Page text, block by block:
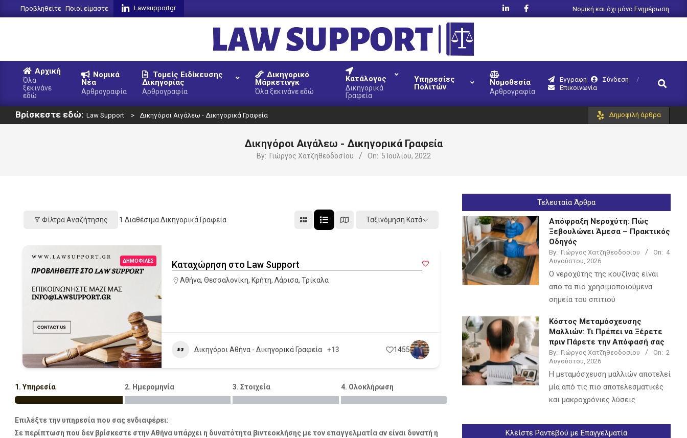
to
Προβληθείτε Ποιοί είμαστε Lawsupportgr Νομική και όχι μόνο Ενημέρωση
LAW
SUPPORT
Primary
Menu
Αρχική
Όλα
ξεκινάνε
εδώ
Νομικά
Νέα
Αρθρογραφία
Τομείς Ειδίκευσης
Δικηγορίας
Αρθρογραφία
Δικηγορικό
Μάρκετινγκ
Όλα ξεκινάνε εδώ
Κατάλογος
Δικηγορικά
Γραφεία
Υπηρεσίες
Πολιτών
Νομοθεσία
Αρθρογραφία
Εγγραφή
Σύνδεση
Επικοινωνία
Search
Βρίσκεστε εδώ: Law Support > Δικηγόροι Αιγάλεω - Δικηγορικά Γραφεία Δημοφιλή άρθρα
Δικηγόροι Αιγάλεω - Δικηγορικά Γραφεία
By: Γιώργος Χατζηθεοδοσίου On: 5 Ιουλίου, 2022
Φίλτρα Αναζήτησης 1 Διαθέσιμα Δικηγορικά Γραφεία Ταξινόμηση Κατά
ΔΗΜΟΦΙΛΈΣ Καταχώρηση στο Law Support
Αθήνα, Θεσσαλονίκη, Κρήτη, Λάρισα, Τρίκαλα
Δικηγόροι Αθήνα - Δικηγορικά Γραφεία +13 1455
1. Υπηρεσία 2. Ημερομηνία 3. Στοιχεία 4. Ολοκλήρωση
Επιλέξτε την υπηρεσία που σας ενδιαφέρει:
Σε περίπτωση που δεν βρίσκεστε στην Αθήνα υπάρχει η δυνατότητα βιντεοκλήσης με τον επαγγελματία αν είναι δυνατή η
Τελευταία Άρθρα
Απόφραξη Νεροχύτη: Πώς
Ξεβουλώνει Άμεσα – Πρακτικός
Οδηγός
By: Γιώργος Χατζηθεοδοσίου On: 4
Αυγούστου, 2026
Ο νεροχύτης της κουζίνας είναι
από τα πιο χρησιμοποιούμενα
σημεία του σπιτιού
Κόστος Μεταμόσχευσης
Μαλλιών: Τι Πρέπει να Ξέρετε
πριν Πάρετε την Απόφασή σας
By: Γιώργος Χατζηθεοδοσίου On: 2
Αυγούστου, 2026
Η μεταμόσχευση μαλλιών αποτελεί
μία από τις πιο αποτελεσματικές
και μακροχρόνιες λύσεις
Κλείστε Ραντεβού με Επαγγελματία